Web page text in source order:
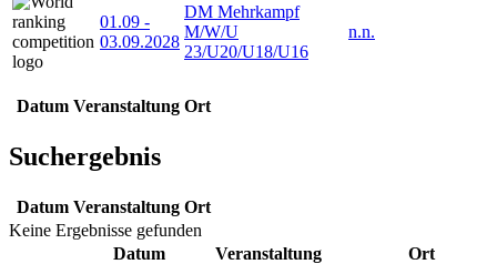
01.09 -
03.09.2028
DM Mehrkampf
M/W/U
23/U20/U18/U16
n.n.
Datum Veranstaltung Ort
Suchergebnis
Datum Veranstaltung Ort
Keine Ergebnisse gefunden
Datum
Veranstaltung Ort